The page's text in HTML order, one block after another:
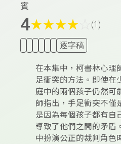
賓
4★★★★ (1)
逐字稿
在本集中，柯書林心理
足衝突的方法。即使在
庭中的兩個孩子仍然可
師指出，手足衝突不僅
是因為每個孩子都有自
導致了他們之間的矛盾
中扮演公正的裁判角色